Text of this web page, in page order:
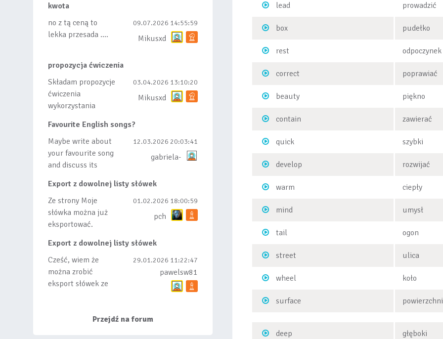
kwota
no z tą ceną to
lekka przesada ....
09.07.2026 14:55:59
Mikusxd
propozycja ćwiczenia
Składam propozycje
ćwiczenia
wykorzystania
lub dodanych do
listy, czy tez ze
wszys...
03.04.2026 13:10:20
Mikusxd
Favourite English songs?
Maybe write about
your favourite song
and discuss its
12.03.2026 20:03:41
gabriela-
Export z dowolnej listy słówek
Ze strony Moje
słówka można już
eksportować.
masowego importu
nie będę robił bo
wiąże się...
01.02.2026 18:00:59
pch
Export z dowolnej listy słówek
Cześć, wiem że
można zrobić
eksport słówek ze
wyróżnionych lis...
29.01.2026 11:22:47
pawelsw81
Przejdź na forum
lead prowadzić
box pudełko
rest odpoczynek
correct poprawiać
beauty piękno
contain zawierać
quick szybki
develop rozwijać
warm ciepły
mind umysł
tail ogon
street ulica
wheel koło
surface
deep głęboki